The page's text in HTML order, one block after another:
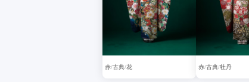
赤 古典 花 赤 古典 牡丹